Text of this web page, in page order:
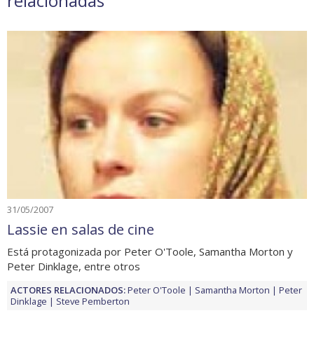
31/05/2007
Lassie en salas de cine
Está protagonizada por Peter O'Toole, Samantha Morton y
Peter Dinklage, entre otros
ACTORES RELACIONADOS:Peter O'Toole Samantha Morton
Peter
Dinklage
Steve Pemberton